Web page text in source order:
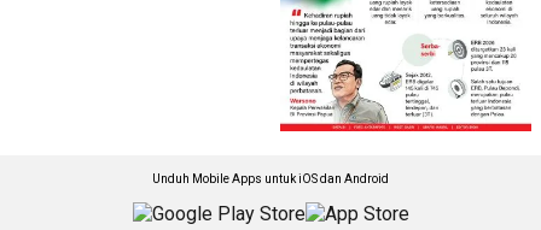
Unduh Mobile Apps untuk iOS dan Android